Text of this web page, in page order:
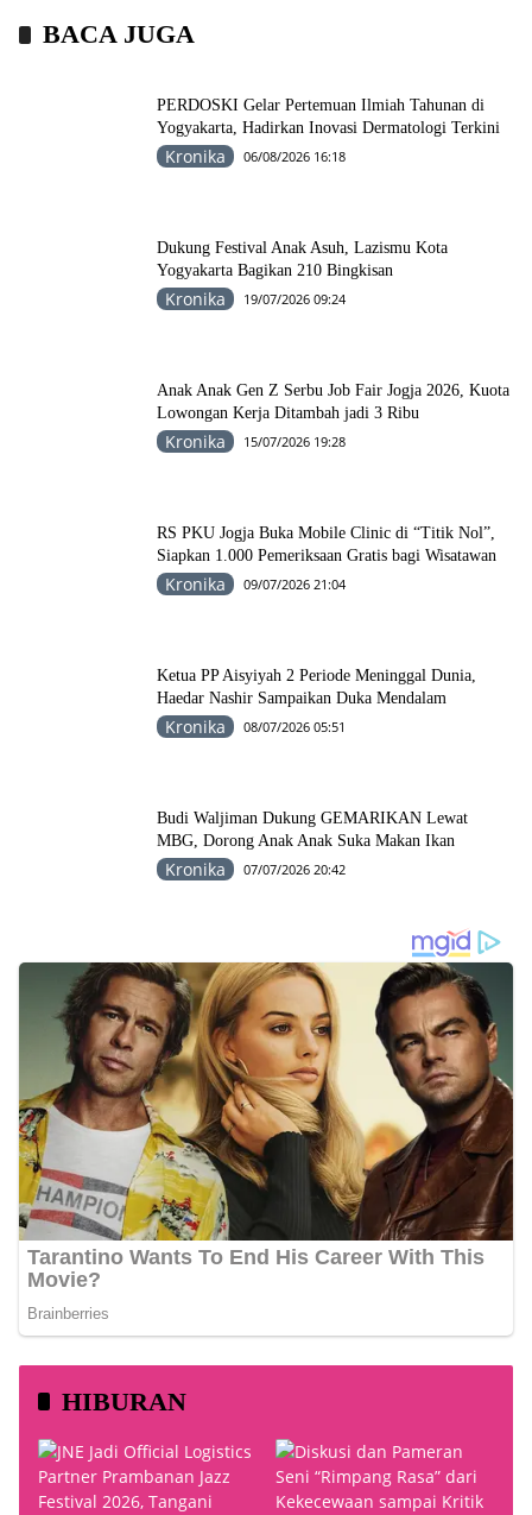
BACA JUGA
PERDOSKI Gelar Pertemuan Ilmiah Tahunan di
Yogyakarta, Hadirkan Inovasi Dermatologi Terkini
Kronika 06/08/2026 16:18
Dukung Festival Anak Asuh, Lazismu Kota
Yogyakarta Bagikan 210 Bingkisan
Kronika 19/07/2026 09:24
Anak Anak Gen Z Serbu Job Fair Jogja 2026, Kuota
Lowongan Kerja Ditambah jadi 3 Ribu
Kronika 15/07/2026 19:28
RS PKU Jogja Buka Mobile Clinic di “Titik Nol”,
Siapkan 1.000 Pemeriksaan Gratis bagi Wisatawan
Kronika 09/07/2026 21:04
Ketua PP Aisyiyah 2 Periode Meninggal Dunia,
Haedar Nashir Sampaikan Duka Mendalam
Kronika 08/07/2026 05:51
Budi Waljiman Dukung GEMARIKAN Lewat
MBG, Dorong Anak Anak Suka Makan Ikan
Kronika 07/07/2026 20:42
HIBURAN